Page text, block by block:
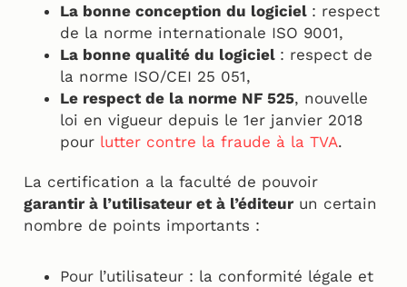
La bonne conception du logiciel : respect
de la norme internationale ISO 9001,
La bonne qualité du logiciel : respect de
la norme ISO/CEI 25 051,
Le respect de la norme NF 525, nouvelle
loi en vigueur depuis le 1er janvier 2018
pour lutter contre la fraude à la TVA.
La certification a la faculté de pouvoir
garantir à l’utilisateur et à l’éditeur un certain
nombre de points importants :
Pour l’utilisateur : la conformité légale et